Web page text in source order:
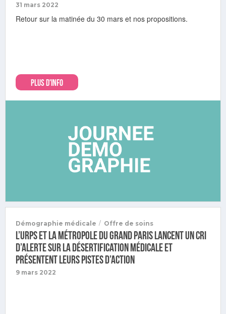
31 mars 2022
Retour sur la matinée du 30 mars et nos propositions.
PLUS D'INFO
Démographie médicale / Offre de soins
L’URPS et la Métropole du Grand Paris lancent un cri
d’alerte sur la désertification médicale et
présentent leurs pistes d’action
9 mars 2022